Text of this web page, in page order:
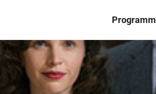
Programm